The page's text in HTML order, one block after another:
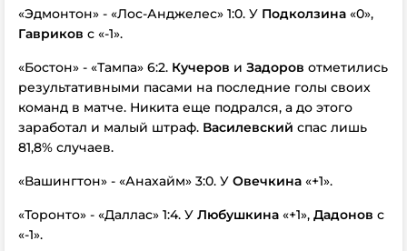
«Эдмонтон» - «Лос-Анджелес» 1:0. У Подколзина «0»,
Гавриков с «-1».
«Бостон» - «Тампа» 6:2. Кучеров и Задоров отметились
результативными пасами на последние голы своих
команд в матче. Никита еще подрался, а до этого
заработал и малый штраф. Василевский спас лишь
81,8% случаев.
«Вашингтон» - «Анахайм» 3:0. У Овечкина «+1».
«Торонто» - «Даллас» 1:4. У Любушкина «+1», Дадонов с
«-1».